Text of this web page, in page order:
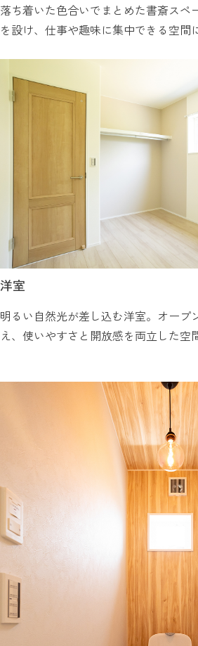
落ち着いた色合いでまとめた書斎スペ
を設け、仕事や趣味に集中できる空間
洋室
明るい自然光が差し込む洋室。オープ
え、使いやすさと開放感を両立した空